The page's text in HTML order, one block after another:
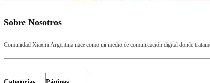
Sobre Nosotros
Comunidad Xiaomi Argentina nace como un medio de comunicación digital donde